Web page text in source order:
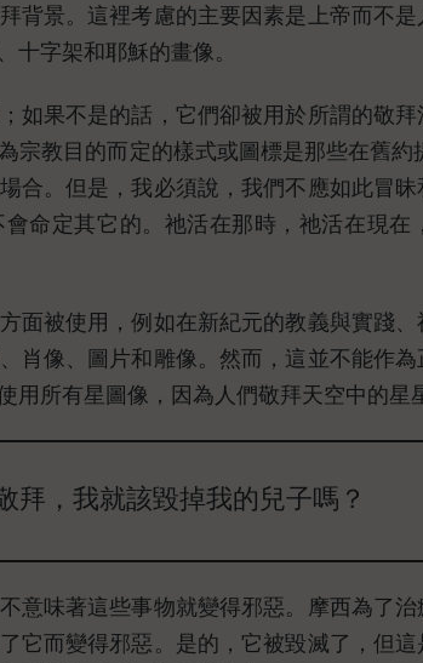
背景。這裡考慮的主要因素是上帝而不
十字架和耶穌的畫像。
如果不是的話，它們卻被用於所謂的敬
宗教目的而定的樣式或圖標是那些在舊
合。但是，我必須說，我們不應如此冒
命定其它的。祂活在那時，祂活在現在
面被使用，例如在新紀元的教義與實踐
肖像、圖片和雕像。然而，這並不能作
所有星圖像，因為人們敬拜天空中的星
拜，我就該毀掉我的兒子嗎？
意味著這些事物就變得邪惡。摩西為了
它而變得邪惡。是的，它被毀滅了，但這